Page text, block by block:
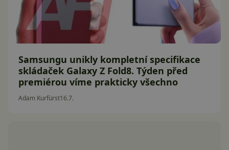
Samsungu unikly kompletní specifikace
skládaček Galaxy Z Fold8. Týden před
premiérou víme prakticky všechno
Adam Kurfürst16.7.